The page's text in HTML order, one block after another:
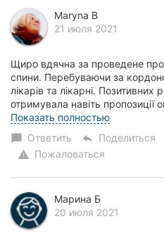
Maryna B
21 июля 2021
Щиро вдячна за проведене
спини. Перебуваючи за
лікарів та лікарні. Позитивних
отримувала навіть пропозиції
Звернувшись до Андрія
Показать полностью
chat_bubble Ответить reply Поделиться
warning Пожаловаться
Марина Б
20 июля 2021